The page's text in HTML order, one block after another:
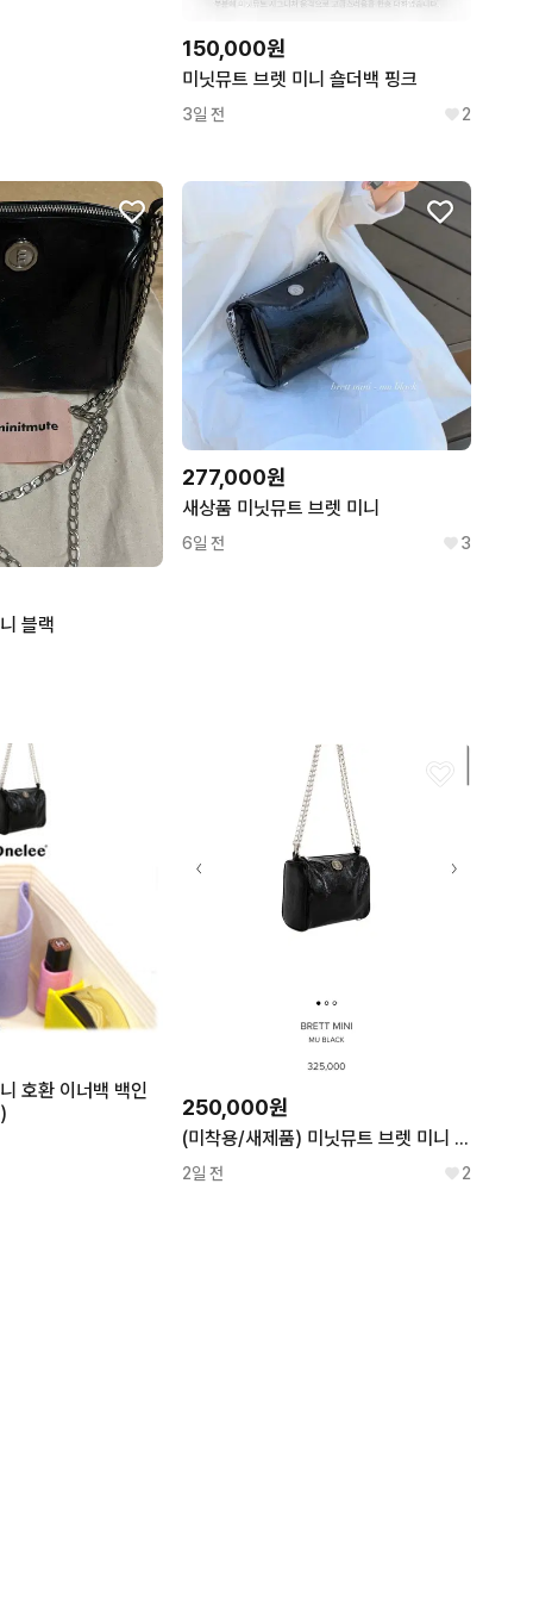
150,000원
미닛뮤트 브렛 미니 숄더백 핑크
3일 전 2
블랙
277,000원
새상품 미닛뮤트 브렛 미니
6일 전 3
호환 이너백 백인
250,000원
(미착용/새제품) 미닛뮤트 브렛 미니 블랙 쿨거 일택 무배
2일 전 2